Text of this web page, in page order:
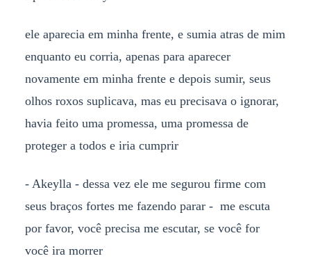
ele aparecia em minha frente, e sumia atras de mim
enquanto eu corria, apenas para aparecer
novamente em minha frente e depois sumir, seus
olhos roxos suplicava, mas eu precisava o ignorar,
havia feito uma promessa, uma promessa de
proteger a todos e iria cumprir
- Akeylla - dessa vez ele me segurou firme com
seus braços fortes me fazendo parar - me escuta
por favor, você precisa me escutar, se você for
você ira morrer